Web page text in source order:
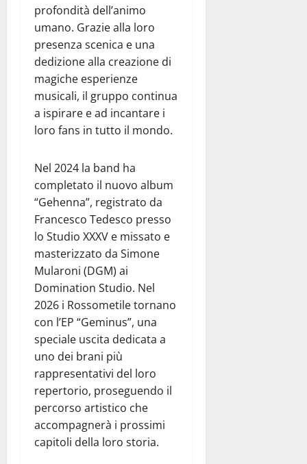
profondità dell’animo
umano. Grazie alla loro
presenza scenica e una
dedizione alla creazione di
magiche esperienze
musicali, il gruppo continua
a ispirare e ad incantare i
loro fans in tutto il mondo.
Nel 2024 la band ha
completato il nuovo album
“Gehenna”, registrato da
Francesco Tedesco presso
lo Studio XXXV e missato e
masterizzato da Simone
Mularoni (DGM) ai
Domination Studio. Nel
2026 i Rossometile tornano
con l’EP “Geminus”, una
speciale uscita dedicata a
uno dei brani più
rappresentativi del loro
repertorio, proseguendo il
percorso artistico che
accompagnerà i prossimi
capitoli della loro storia.